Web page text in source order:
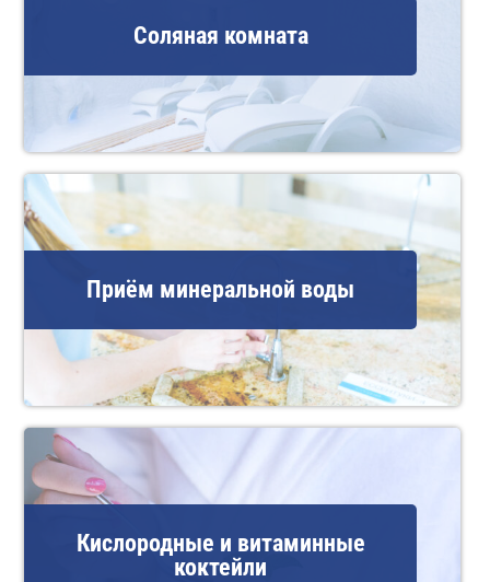
Соляная комната
Приём минеральной воды
Кислородные и витаминные
коктейли